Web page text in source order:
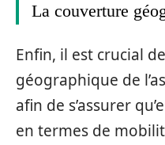
La couverture
Enfin, il est crucial
géographique de
afin de s’assurer
en termes de